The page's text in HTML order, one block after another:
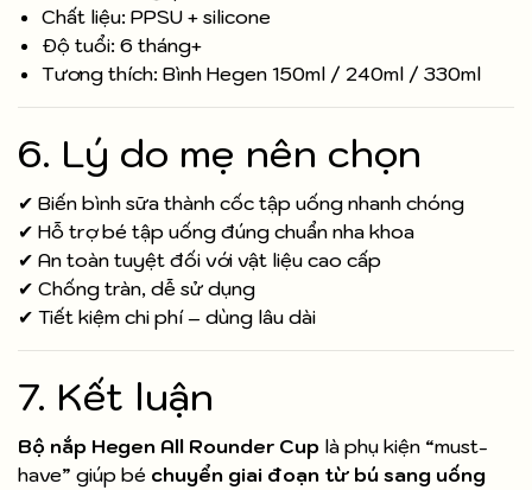
Chất liệu: PPSU + silicone
Độ tuổi: 6 tháng+
Tương thích: Bình Hegen 150ml / 240ml / 330ml
6. Lý do mẹ nên chọn
✔ Biến bình sữa thành cốc tập uống nhanh chóng
✔ Hỗ trợ bé tập uống đúng chuẩn nha khoa
✔ An toàn tuyệt đối với vật liệu cao cấp
✔ Chống tràn, dễ sử dụng
✔ Tiết kiệm chi phí – dùng lâu dài
7. Kết luận
Bộ nắp Hegen All Rounder Cup là phụ kiện “must-
have” giúp bé chuyển giai đoạn từ bú sang uống